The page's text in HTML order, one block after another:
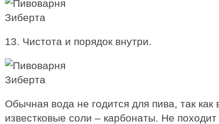
13. Чистота и порядок внутри.
Обычная вода не годится для пива, так как
известковые соли – карбонаты. Не